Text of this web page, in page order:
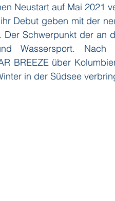
Seas Cruises Running on
Neustart auf Mai 2021
Debut geben mit der
Der Schwerpunkt der an
Wassersport. Nach
BREEZE über
in der Südsee